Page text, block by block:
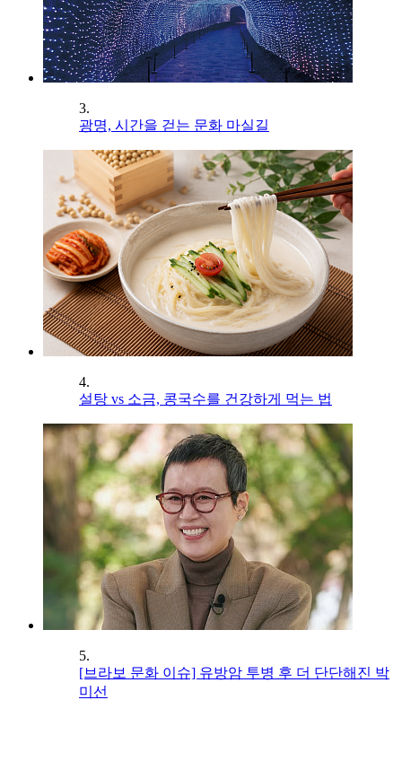
3.
광명, 시간을 걷는 문화 마실길
4.
설탕 vs 소금, 콩국수를 건강하게 먹는 법
5.
[브라보 문화 이슈] 유방암 투병 후 더 단단해진 박
미선